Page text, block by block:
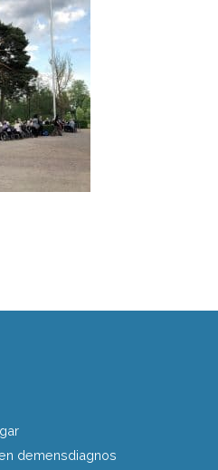
demensdiagnos